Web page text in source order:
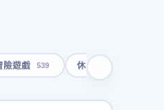
險遊戲 539 休閒遊戲